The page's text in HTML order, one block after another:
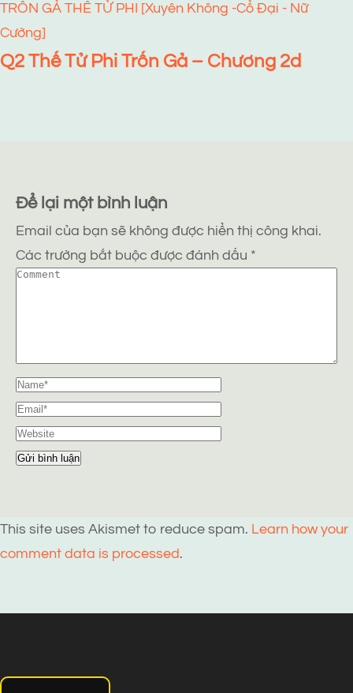
TRỐN GẢ THẾ TỬ PHI [Xuyên Không -Cổ Đại - Nữ
Cường]
Q2 Thế Tử Phi Trốn Gả – Chương 2d
Để lại một bình luận
Email của bạn sẽ không được hiển thị công khai.
Các trường bắt buộc được đánh dấu *
This site uses Akismet to reduce spam. Learn how your
comment data is processed.